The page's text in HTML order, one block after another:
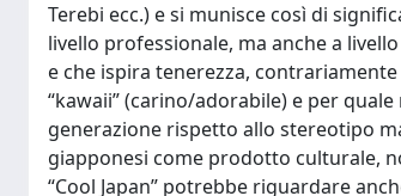
Terebi ecc.) e si munisce così di
livello professionale, ma anche a
e che ispira tenerezza,
“kawaii” (carino/adorabile) e per
generazione rispetto allo stereotipo
giapponesi come prodotto culturale,
“Cool Japan” potrebbe riguardare